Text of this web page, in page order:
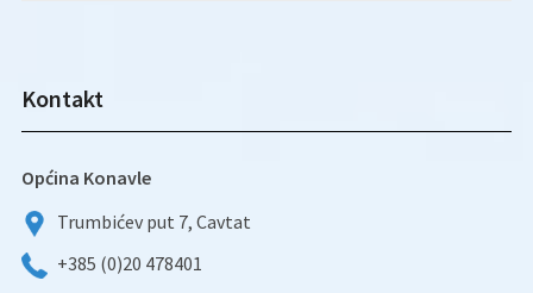
Kontakt
Općina Konavle
Trumbićev put 7, Cavtat
+385 (0)20 478401